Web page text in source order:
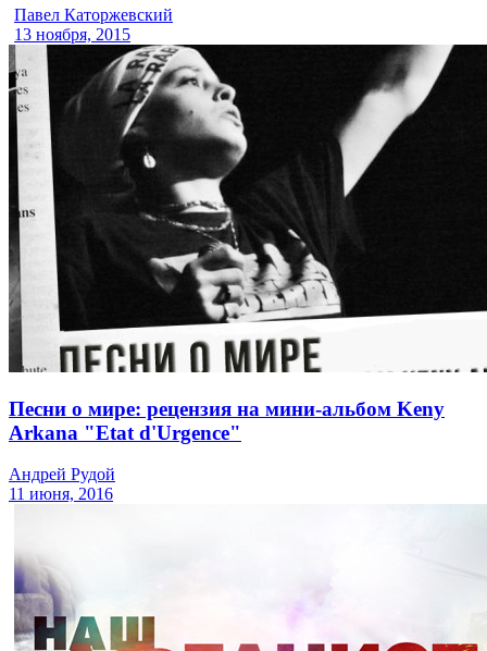
Павел Каторжевский
13 ноября, 2015
Песни о мире: рецензия на мини-альбом Keny
Arkana "Etat d'Urgence"
Андрей Рудой
11 июня, 2016